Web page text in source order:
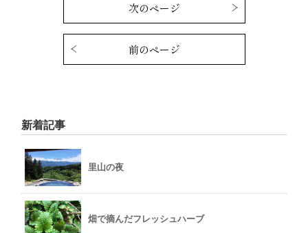
次のページ
前のページ
新着記事
里山の夜
畑で摘んだフレッシュハーブ